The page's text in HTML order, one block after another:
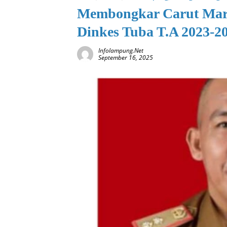
Membongkar Carut
Dinkes Tuba T.A 2023-
Infolampung.net
September 16, 2025